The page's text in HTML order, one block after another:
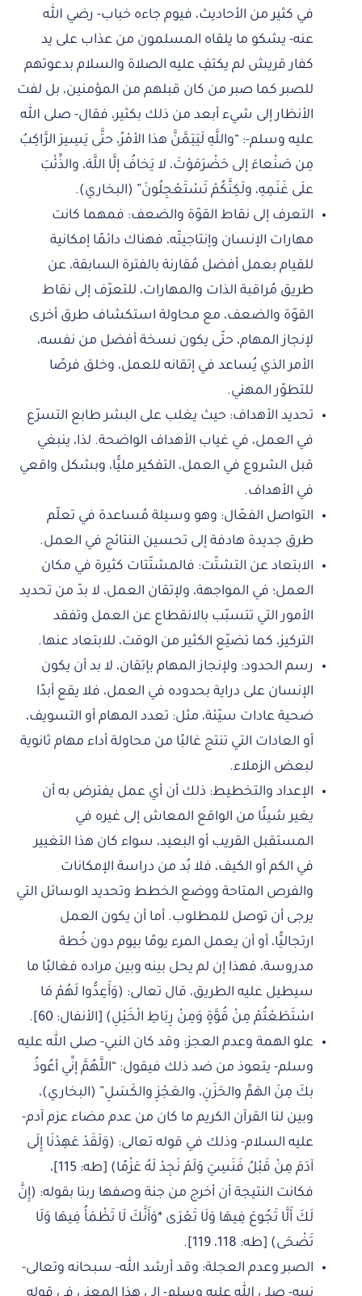
في كثير من الأحاديث، فيوم جاءه خباب- رضي الله
عنه- يشكو ما يلقاه المسلمون من عذاب على يد
كفار قريش لم يكتفِ عليه الصلاة والسلام بدعوتهم
للصبر كما صبر من كان قبلهم من المؤمنين، بل لفت
الأنظار إلى شيء أبعد من ذلك بكثير، فقال- صلى الله
عليه وسلم-: “واللَّهِ لَيَتِمَّنَّ هذا الأمْرُ، حتَّى يَسِيرَ الرَّاكِبُ
مِن صَنْعاءَ إلى حَضْرَمَوْتَ، لا يَخافُ إلَّا اللَّهَ، والذِّئْبَ
علَى غَنَمِهِ، ولَكِنَّكُمْ تَسْتَعْجِلُونَ” (البخاري).
التعرف إلى نقاط القوّة والضعف: فمهما كانت
مهارات الإنسان وإنتاجيتّه، فهناك دائمًا إمكانية
للقيام بعمل أفضل مُقارنة بالفترة السابقة، عن
طريق مُراقبة الذات والمهارات، للتعرّف إلى نقاط
القوّة والضعف، مع محاولة استكشاف طرق أخرى
لإنجاز المهام، حتّى يكون نسخة أفضل من نفسه،
الأمر الذي يُساعد في إتقانه للعمل، وخلق فرصًا
للتطوّر المهني.
تحديد الأهداف: حيث يغلب على البشر طابع التسرّع
في العمل، في غياب الأهداف الواضحة. لذا، ينبغي
قبل الشروع في العمل، التفكير مليًّا، وبشكل واقعي
في الأهداف.
التواصل الفعّال: وهو وسيلة مُساعدة في تعلّم
طرق جديدة هادفة إلى تحسين النتائج في العمل.
الابتعاد عن التشتّت: فالمشتّتات كثيرة في مكان
العمل؛ في المواجهة، ولإتقان العمل، لا بدّ من تحديد
الأمور التي تتسبّب بالانقطاع عن العمل وتفقد
التركيز، كما تضيّع الكثير من الوقت، للابتعاد عنها.
رسم الحدود: ولإنجاز المهام بإتقان، لا بد أن يكون
الإنسان على دراية بحدوده في العمل، فلا يقع أبدًا
ضحية عادات سيّئة، مثل: تعدد المهام أو التسويف،
أو العادات التي تنتج غالبًا من محاولة أداء مهام ثانوية
لبعض الزملاء.
الإعداد والتخطيط: ذلك أن أي عمل يفترض به أن
يغير شيئًا من الواقع المعاش إلى غيره في
المستقبل القريب أو البعيد، سواء كان هذا التغيير
في الكم أو الكيف، فلا بُد من دراسة الإمكانات
والفرص المتاحة ووضع الخطط وتحديد الوسائل التي
يرجى أن توصل للمطلوب. أما أن يكون العمل
ارتجاليًّا، أو أن يعمل المرء يومًا بيوم دون خُطة
مدروسة، فهذا إن لم يحل بينه وبين مراده فغالبًا ما
سيطيل عليه الطريق، قال تعالى: (وَأَعِدُّوا لَهُمْ مَا
اسْتَطَعْتُمْ مِنْ قُوَّةٍ وَمِنْ رِبَاطِ الْخَيْلِ) [الأنفال: 60].
علو الهمة وعدم العجز: وقد كان النبي- صلى الله عليه
وسلم- يتعوذ من ضد ذلك فيقول: “اللَّهُمَّ إنِّي أعُوذُ
بكَ مِنَ الهَمِّ والحَزَنِ، والعَجْزِ والكَسَلِ” (البخاري)،
وبين لنا القرآن الكريم ما كان من عدم مضاء عزم آدم-
عليه السلام- وذلك في قوله تعالى: (وَلَقَدْ عَهِدْنَا إِلَى
آدَمَ مِنْ قَبْلُ فَنَسِيَ وَلَمْ نَجِدْ لَهُ عَزْمًا) [طه: 115]،
فكانت النتيجة أن أخرج من جنة وصفها ربنا بقوله: (إِنَّ
لَكَ أَلَّا تَجُوعَ فِيهَا وَلَا تَعْرَى *وَأَنَّكَ لَا تَظْمَأُ فِيهَا وَلَا
تَضْحَى) [طه: 118، 119].
الصبر وعدم العجلة: وقد أرشد الله- سبحانه وتعالى-